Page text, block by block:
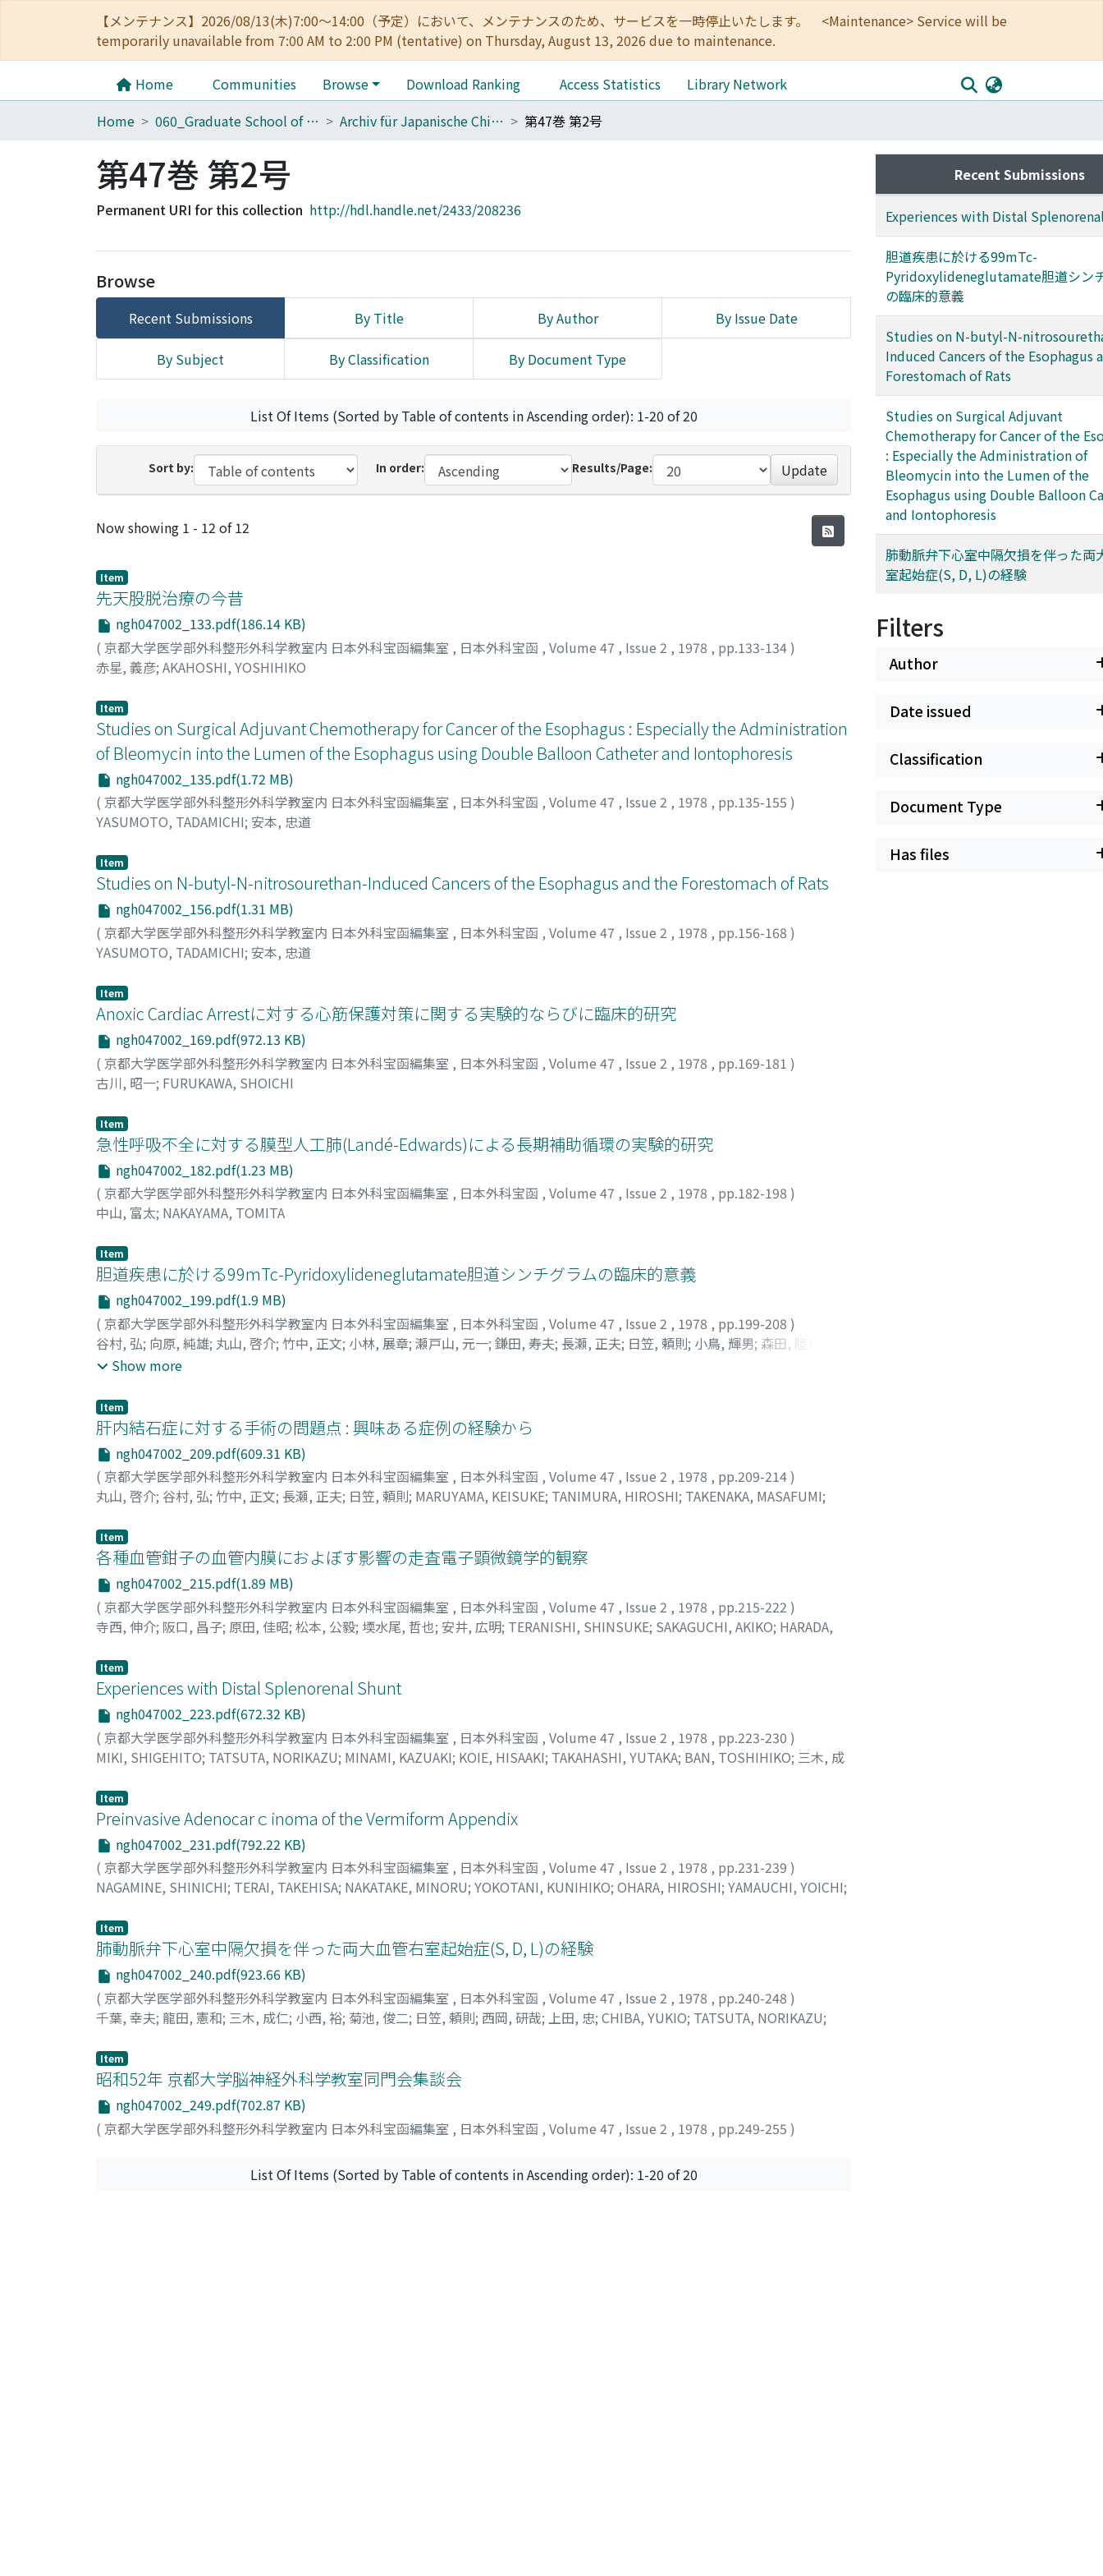
【メンテナンス】2026/08/13(木)7:00～14:00（予定）において、メンテナンスのため、サービスを一時停止いたします。 <Maintenance> Service will be
temporarily unavailable from 7:00 AM to 2:00 PM (tentative) on Thursday, August 13, 2026 due to maintenance.
Home Communities Browse Download Ranking Access Statistics
Library Network
Home
060_Graduate School of Medicine Archiv für Japanische Chirurgie 第47巻 第2号
第47巻 第2号
Permanent URI for this collection http://hdl.handle.net/2433/208236
Browse
Recent Submissions By Title By Author By Issue Date
By Subject By Classification By Document Type
List Of Items (Sorted by Table of contents in Ascending order): 1-20 of 20
Sort by: In order: Results/Page: Update
Recent Submissions
Now showing 1 - 12 of 12
Item
先天股脱治療の今昔
ngh047002_133.pdf(186.14 KB)
( 京都大学医学部外科整形外科学教室内 日本外科宝函編集室 , 日本外科宝函 , Volume 47 , Issue 2 , 1978 , pp.133-134)
赤星, 義彦; AKAHOSHI, YOSHIHIKO
Item
Studies on Surgical Adjuvant Chemotherapy for Cancer of the Esophagus : Especially the Administration
of Bleomycin into the Lumen of the Esophagus using Double Balloon Catheter and Iontophoresis
ngh047002_135.pdf(1.72 MB)
( 京都大学医学部外科整形外科学教室内 日本外科宝函編集室 , 日本外科宝函 , Volume 47 , Issue 2 , 1978 , pp.135-155 )
YASUMOTO, TADAMICHI; 安本, 忠道
Item
Studies on N-butyl-N-nitrosourethan-Induced Cancers of the Esophagus and the Forestomach of Rats
ngh047002_156.pdf(1.31 MB)
( 京都大学医学部外科整形外科学教室内 日本外科宝函編集室 , 日本外科宝函 , Volume 47 , Issue 2 , 1978 , pp.156-168 )
YASUMOTO, TADAMICHI; 安本, 忠道
Item
Anoxic Cardiac Arrestに対する心筋保護対策に関する実験的ならびに臨床的研究
ngh047002_169.pdf(972.13 KB)
( 京都大学医学部外科整形外科学教室内 日本外科宝函編集室 , 日本外科宝函 , Volume 47 , Issue 2 , 1978 , pp.169-181 )
古川, 昭一; FURUKAWA, SHOICHI
Item
急性呼吸不全に対する膜型人工肺(Landé-Edwards)による長期補助循環の実験的研究
ngh047002_182.pdf(1.23 MB)
( 京都大学医学部外科整形外科学教室内 日本外科宝函編集室 , 日本外科宝函 , Volume 47 , Issue 2 , 1978 , pp.182-198 )
中山, 富太; NAKAYAMA, TOMITA
Item
胆道疾患に於ける99mTc-Pyridoxylideneglutamate胆道シンチグラムの臨床的意義
ngh047002_199.pdf(1.9 MB)
( 京都大学医学部外科整形外科学教室内 日本外科宝函編集室 , 日本外科宝函 , Volume 47 , Issue 2 , 1978 , pp.199-208 )
谷村, 弘; 向原, 純雄; 丸山, 啓介; 竹中, 正文; 小林, 展章; 瀬戸山, 元一; 鎌田, 寿夫; 長瀬, 正夫; 日笠, 頼則; 小鳥, 輝男; 森田, 陸司
塚, 莞爾; TANIMURA, HIROSHI
TORIZUKA, KANJI
Show more
Item
肝内結石症に対する手術の問題点 : 興味ある症例の経験から
ngh047002_209.pdf(609.31 KB)
( 京都大学医学部外科整形外科学教室内 日本外科宝函編集室 , 日本外科宝函 , Volume 47 , Issue 2 , 1978 , pp.209-214)
丸山, 啓介; 谷村, 弘; 竹中, 正文; 長瀬, 正夫; 日笠, 頼則; MARUYAMA, KEISUKE; TANIMURA, HIROSHI; TAKENAKA, MASAFUMI;
Item
各種血管鉗子の血管内膜におよぼす影響の走査電子顕微鏡学的観察
ngh047002_215.pdf(1.89 MB)
( 京都大学医学部外科整形外科学教室内 日本外科宝函編集室 , 日本外科宝函 , Volume 47 , Issue 2 , 1978 , pp.215-222 )
寺西, 伸介; 阪口, 昌子; 原田, 佳昭; 松本, 公毅; 堧水尾, 哲也; 安井, 広明; TERANISHI, SHINSUKE; SAKAGUCHI, AKIKO; HARADA,
Item
Experiences with Distal Splenorenal Shunt
ngh047002_223.pdf(672.32 KB)
( 京都大学医学部外科整形外科学教室内 日本外科宝函編集室 , 日本外科宝函 , Volume 47 , Issue 2 , 1978 , pp.223-230 )
MIKI, SHIGEHITO; TATSUTA, NORIKAZU; MINAMI, KAZUAKI; KOIE, HISAAKI; TAKAHASHI, YUTAKA; BAN, TOSHIHIKO; 三木, 成
Item
Preinvasive Adenocarｃinoma of the Vermiform Appendix
ngh047002_231.pdf(792.22 KB)
( 京都大学医学部外科整形外科学教室内 日本外科宝函編集室 , 日本外科宝函 , Volume 47 , Issue 2 , 1978 , pp.231-239 )
NAGAMINE, SHINICHI; TERAI, TAKEHISA; NAKATAKE, MINORU; YOKOTANI, KUNIHIKO; OHARA, HIROSHI; YAMAUCHI, YOICHI;
Item
肺動脈弁下心室中隔欠損を伴った両大血管右室起始症(S, D, L)の経験
ngh047002_240.pdf(923.66 KB)
( 京都大学医学部外科整形外科学教室内 日本外科宝函編集室 , 日本外科宝函 , Volume 47 , Issue 2 , 1978 , pp.240-248 )
千葉, 幸夫; 龍田, 憲和; 三木, 成仁; 小西, 裕; 菊池, 俊二; 日笠, 頼則; 西岡, 研哉; 上田, 忠; CHIBA, YUKIO; TATSUTA, NORIKAZU;
Item
昭和52年 京都大学脳神経外科学教室同門会集談会
ngh047002_249.pdf(702.87 KB)
( 京都大学医学部外科整形外科学教室内 日本外科宝函編集室 , 日本外科宝函 , Volume 47 , Issue 2 , 1978 , pp.249-255 )
List Of Items (Sorted by Table of contents in Ascending order): 1-20 of 20
Recent Submissions
Experiences with Distal
胆道疾患に於ける99mTc-
Pyridoxylideneglutamate胆道シン
の臨床的意義
Studies on N-butyl-N-
Induced Cancers of the Esophagus
Forestomach of Rats
Studies on Surgical Adjuvant
Chemotherapy for Cancer of the
: Especially the Administration of
Bleomycin into the Lumen of the
Esophagus using Double Balloon
and Iontophoresis
肺動脈弁下心室中隔欠損を伴った両
室起始症(S, D, L)の経験
Filters
Author
Date issued
Classification
Document Type
Has files